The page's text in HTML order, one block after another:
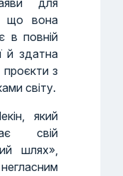
для
що вона
в повній
й здатна
проєкти з
світу.
який
свій
шлях»,